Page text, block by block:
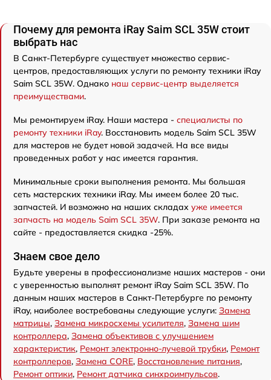
Почему для ремонта iRay Saim SCL 35W стоит
выбрать нас
В Санкт-Петербурге существует множество сервис-
центров, предоставляющих услуги по ремонту техники iRay
Saim SCL 35W. Однако наш сервис-центр выделяется
преимуществами.
Мы ремонтируем iRay. Наши мастера - специалисты по
ремонту техники iRay. Восстановить модель Saim SCL 35W
для мастеров не будет новой задачей. На все виды
проведенных работ у нас имеется гарантия.
Минимальные сроки выполнения ремонта. Мы большая
сеть мастерских техники iRay. Мы имеем более 20 тыс.
запчастей. И возможно на наших складах уже имеется
запчасть на модель Saim SCL 35W. При заказе ремонта на
сайте - предоставляется скидка -25%.
Знаем свое дело
Будьте уверены в профессионализме наших мастеров - они
с уверенностью выполнят ремонт iRay Saim SCL 35W. По
данным наших мастеров в Санкт-Петербурге по ремонту
iRay, наиболее востребованы следующие услуги: Замена
матрицы, Замена микросхемы усилителя, Замена шим
контроллера, Замена объективов с улучшением
характеристик, Ремонт электронно-лучевой трубки, Ремонт
контроллеров, Замена CORE, Восстановление питания,
Ремонт оптики, Ремонт датчика синхроимпульсов.